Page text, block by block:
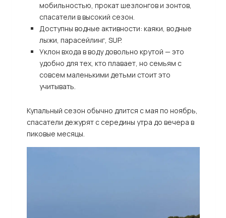
мобильностью, прокат шезлонгов и зонтов,
спасатели в высокий сезон.
Доступны водные активности: каяки, водные
лыжи, парасейлинг, SUP.
Уклон входа в воду довольно крутой — это
удобно для тех, кто плавает, но семьям с
совсем маленькими детьми стоит это
учитывать.
Купальный сезон обычно длится с мая по ноябрь,
спасатели дежурят с середины утра до вечера в
пиковые месяцы.